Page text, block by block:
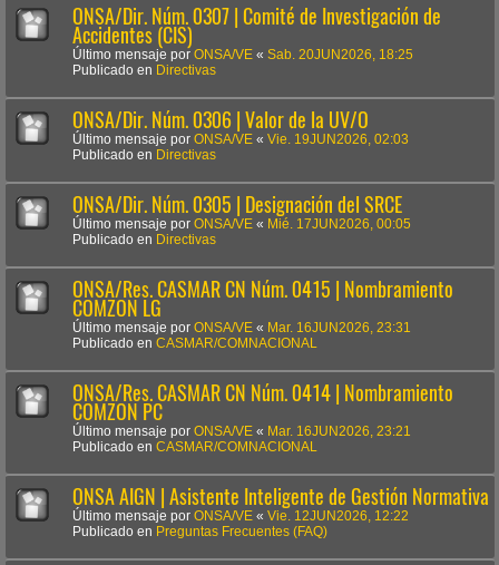
ONSA/Dir. Núm. 0307 | Comité de Investigación de
Accidentes (CIS)
Último mensaje por ONSA/VE « Sab. 20JUN2026, 18:25
Publicado en Directivas
ONSA/Dir. Núm. 0306 | Valor de la UV/O
Último mensaje por ONSA/VE « Vie. 19JUN2026, 02:03
Publicado en Directivas
ONSA/Dir. Núm. 0305 | Designación del SRCE
Último mensaje por ONSA/VE « Mié. 17JUN2026, 00:05
Publicado en Directivas
ONSA/Res. CASMAR CN Núm. 0415 | Nombramiento
COMZON LG
Último mensaje por ONSA/VE « Mar. 16JUN2026, 23:31
Publicado en CASMAR/COMNACIONAL
ONSA/Res. CASMAR CN Núm. 0414 | Nombramiento
COMZON PC
Último mensaje por ONSA/VE « Mar. 16JUN2026, 23:21
Publicado en CASMAR/COMNACIONAL
ONSA AIGN | Asistente Inteligente de Gestión Normativa
Último mensaje por ONSA/VE « Vie. 12JUN2026, 12:22
Publicado en Preguntas Frecuentes (FAQ)